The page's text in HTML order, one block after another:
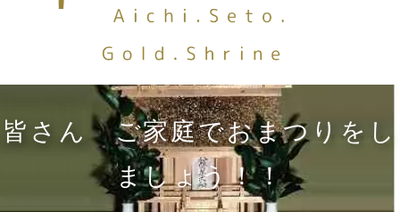
皆さん ご家庭でおまつりをし
ましょう！！